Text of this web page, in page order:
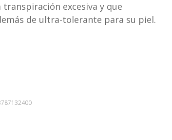
excesiva y que
de ultra-tolerante para su piel.